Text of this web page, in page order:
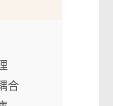
合